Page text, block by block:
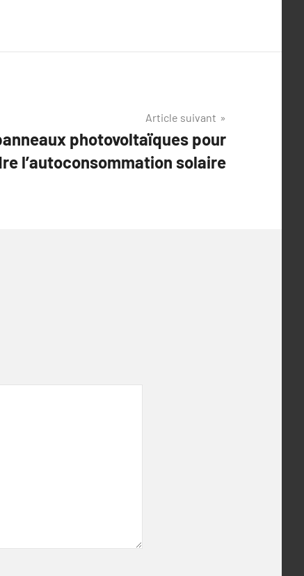
Article suivant
photovoltaïques pour
l’autoconsommation solaire